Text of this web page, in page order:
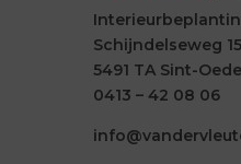
Schijndelseweg 15
5491 TA Sint-
0413 – 42 08 06